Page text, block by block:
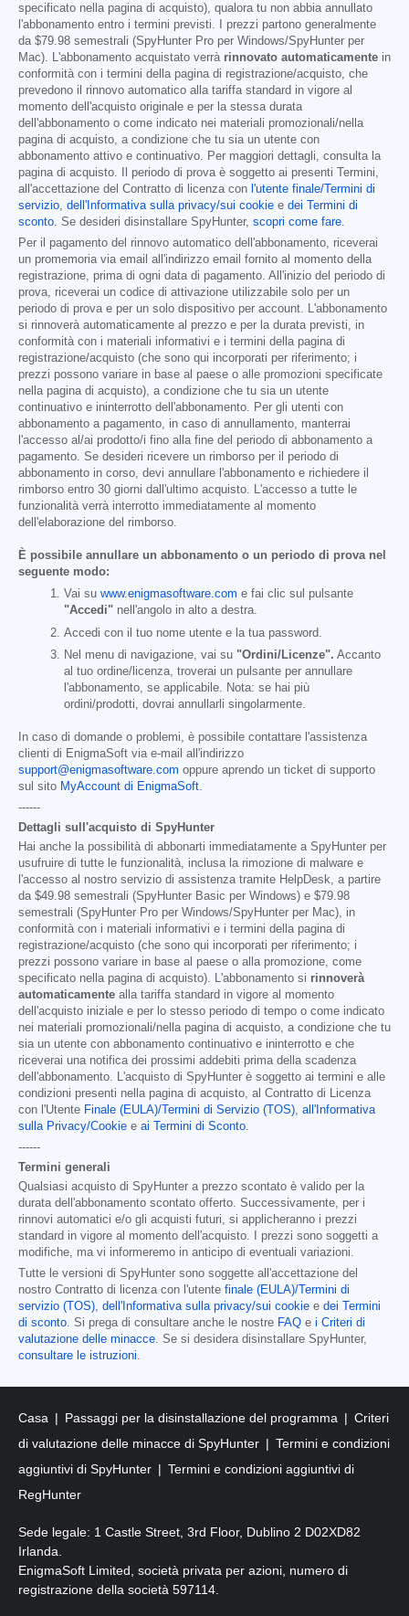
specificato nella pagina di acquisto), qualora tu non abbia annullato
l'abbonamento entro i termini previsti. I prezzi partono generalmente
da $79.98 semestrali (SpyHunter Pro per Windows/SpyHunter per
Mac). L'abbonamento acquistato verrà rinnovato automaticamente in
conformità con i termini della pagina di registrazione/acquisto, che
prevedono il rinnovo automatico alla tariffa standard in vigore al
momento dell'acquisto originale e per la stessa durata
dell'abbonamento o come indicato nei materiali promozionali/nella
pagina di acquisto, a condizione che tu sia un utente con
abbonamento attivo e continuativo. Per maggiori dettagli, consulta la
pagina di acquisto. Il periodo di prova è soggetto ai presenti Termini,
all'accettazione del Contratto di licenza con l'utente finale/Termini di
servizio, dell'Informativa sulla privacy/sui cookie e dei Termini di
sconto. Se desideri disinstallare SpyHunter, scopri come fare.
Per il pagamento del rinnovo automatico dell'abbonamento, riceverai
un promemoria via email all'indirizzo email fornito al momento della
registrazione, prima di ogni data di pagamento. All'inizio del periodo di
prova, riceverai un codice di attivazione utilizzabile solo per un
periodo di prova e per un solo dispositivo per account. L'abbonamento
si rinnoverà automaticamente al prezzo e per la durata previsti, in
conformità con i materiali informativi e i termini della pagina di
registrazione/acquisto (che sono qui incorporati per riferimento; i
prezzi possono variare in base al paese o alle promozioni specificate
nella pagina di acquisto), a condizione che tu sia un utente
continuativo e ininterrotto dell'abbonamento. Per gli utenti con
abbonamento a pagamento, in caso di annullamento, manterrai
l'accesso al/ai prodotto/i fino alla fine del periodo di abbonamento a
pagamento. Se desideri ricevere un rimborso per il periodo di
abbonamento in corso, devi annullare l'abbonamento e richiedere il
rimborso entro 30 giorni dall'ultimo acquisto. L'accesso a tutte le
funzionalità verrà interrotto immediatamente al momento
dell'elaborazione del rimborso.
È possibile annullare un abbonamento o un periodo di prova nel
seguente modo:
Vai su www.enigmasoftware.com e fai clic sul pulsante
"Accedi" nell'angolo in alto a destra.
Accedi con il tuo nome utente e la tua password.
Nel menu di navigazione, vai su "Ordini/Licenze". Accanto
al tuo ordine/licenza, troverai un pulsante per annullare
l'abbonamento, se applicabile. Nota: se hai più
ordini/prodotti, dovrai annullarli singolarmente.
In caso di domande o problemi, è possibile contattare l'assistenza
clienti di EnigmaSoft via e-mail all'indirizzo
support@enigmasoftware.com oppure aprendo un ticket di supporto
sul sito MyAccount di EnigmaSoft.
------
Dettagli sull'acquisto di SpyHunter
Hai anche la possibilità di abbonarti immediatamente a SpyHunter per
usufruire di tutte le funzionalità, inclusa la rimozione di malware e
l'accesso al nostro servizio di assistenza tramite HelpDesk, a partire
da $49.98 semestrali (SpyHunter Basic per Windows) e $79.98
semestrali (SpyHunter Pro per Windows/SpyHunter per Mac), in
conformità con i materiali informativi e i termini della pagina di
registrazione/acquisto (che sono qui incorporati per riferimento; i
prezzi possono variare in base al paese o alla promozione, come
specificato nella pagina di acquisto). L'abbonamento si rinnoverà
automaticamente alla tariffa standard in vigore al momento
dell'acquisto iniziale e per lo stesso periodo di tempo o come indicato
nei materiali promozionali/nella pagina di acquisto, a condizione che tu
sia un utente con abbonamento continuativo e ininterrotto e che
riceverai una notifica dei prossimi addebiti prima della scadenza
dell'abbonamento. L'acquisto di SpyHunter è soggetto ai termini e alle
condizioni presenti nella pagina di acquisto, al Contratto di Licenza
con l'Utente Finale (EULA)/Termini di Servizio (TOS), all'Informativa
sulla Privacy/Cookie e ai Termini di Sconto.
------
Termini generali
Qualsiasi acquisto di SpyHunter a prezzo scontato è valido per la
durata dell'abbonamento scontato offerto. Successivamente, per i
rinnovi automatici e/o gli acquisti futuri, si applicheranno i prezzi
standard in vigore al momento dell'acquisto. I prezzi sono soggetti a
modifiche, ma vi informeremo in anticipo di eventuali variazioni.
Tutte le versioni di SpyHunter sono soggette all'accettazione del
nostro Contratto di licenza con l'utente finale (EULA)/Termini di
servizio (TOS), dell'Informativa sulla privacy/sui cookie e dei Termini
di sconto. Si prega di consultare anche le nostre FAQ e i Criteri di
valutazione delle minacce. Se si desidera disinstallare SpyHunter,
consultare le istruzioni.
Casa Passaggi per la disinstallazione del programma
Criteri
di valutazione delle minacce di SpyHunter
Termini e condizioni
aggiuntivi di SpyHunter
Termini e condizioni aggiuntivi di
RegHunter
Sede legale: 1 Castle Street, 3rd Floor, Dublino 2 D02XD82
Irlanda.
EnigmaSoft Limited, società privata per azioni, numero di
registrazione della società 597114.